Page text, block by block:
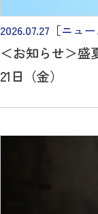
2026.07.27 ［ニュー
＜お知らせ＞盛
21日（金）